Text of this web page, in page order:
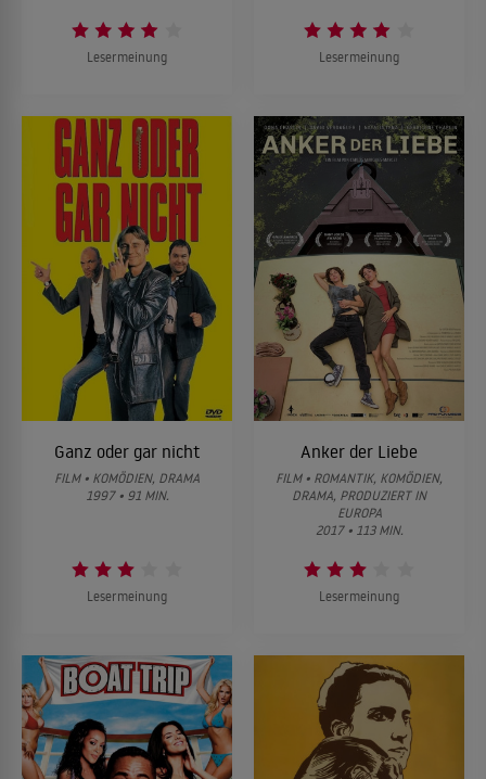
Lesermeinung Lesermeinung
Ganz oder gar nicht
FILM • KOMÖDIEN, DRAMA
1997 • 91 MIN.
Lesermeinung
Anker der Liebe
FILM • ROMANTIK, KOMÖDIEN,
DRAMA, PRODUZIERT IN
EUROPA
2017 • 113 MIN.
Lesermeinung